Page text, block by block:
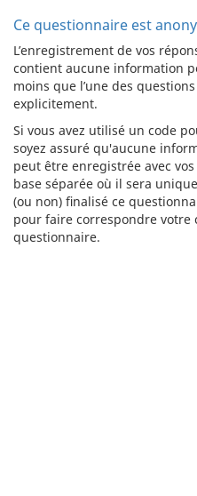
Ce questionnaire est
L’enregistrement de vos
contient aucune information
moins que l’une des
explicitement.
Si vous avez utilisé un code
soyez assuré qu'aucune
peut être enregistrée avec
base séparée où il sera
(ou non) finalisé ce
pour faire correspondre votre
questionnaire.